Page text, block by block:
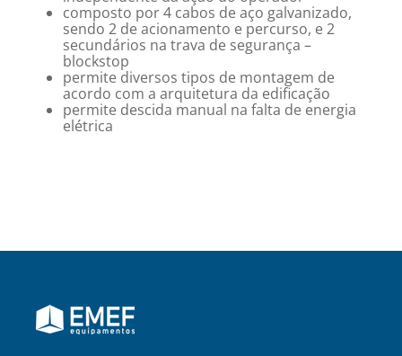
composto por 4 cabos de aço galvanizado,
sendo 2 de acionamento e percurso, e 2
secundários na trava de segurança –
blockstop
permite diversos tipos de montagem de
acordo com a arquitetura da edificação
permite descida manual na falta de energia
elétrica